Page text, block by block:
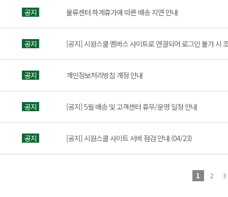
공지 물류센터 하계휴가에 따른 배송 지연 안내
공지 [공지] 시원스쿨 멤버스 사이트로 연결되어 로그인 불가 시
공지 개인정보처리방침 개정 안내
공지 [공지] 5월 배송 및 고객센터 휴무/운영 일정 안내
공지 [공지] 시원스쿨 사이트 서버 점검 안내 (04/23)
1 2 3